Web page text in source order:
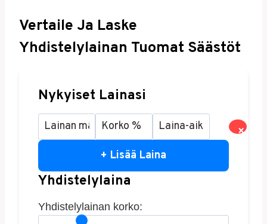
Vertaile Ja Laske
Yhdistelylainan Tuomat Säästöt
Nykyiset Lainasi
×
+ Lisää Laina
Yhdistelylaina
Yhdistelylainan korko: